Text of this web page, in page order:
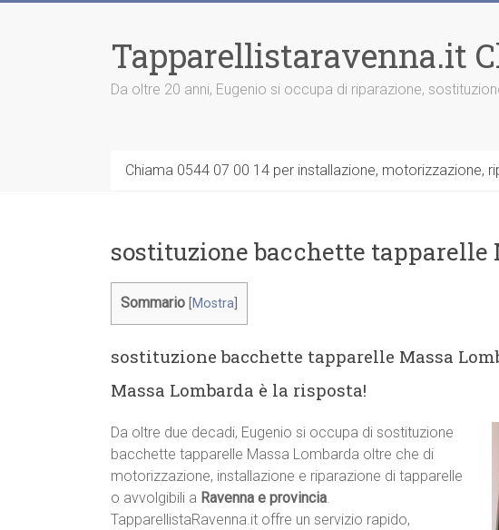
Tapparellistaravenna.it
Da oltre 20 anni, Eugenio si occupa di riparazione,
Chiama 0544 07 00 14 per installazione, motorizzazione,
sostituzione bacchette tapparelle
Sommario Mostra
sostituzione bacchette tapparelle Massa
Massa Lombarda è la risposta!
Da oltre due decadi, Eugenio si occupa di sostituzione
bacchette tapparelle Massa Lombarda oltre che di
motorizzazione, installazione e riparazione di tapparelle
o avvolgibili a Ravenna e provincia.
TapparellistaRavenna.it offre un servizio rapido,